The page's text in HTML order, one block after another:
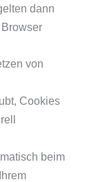
dann
von
Cookies
beim